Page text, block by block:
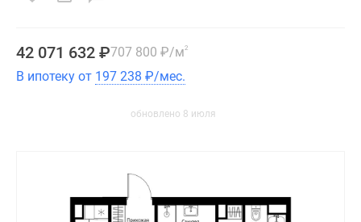
42 071 632 ₽707 800 ₽/м2
В ипотеку от 197 238 ₽/мес.
обновлено 8 июля